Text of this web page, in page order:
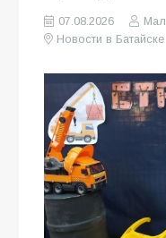
07.08.2026
Новости в Батайске